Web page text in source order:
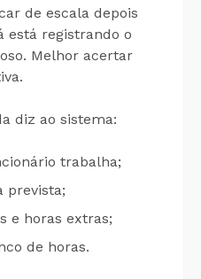
de escala depois
está registrando o
Melhor acertar
diz ao sistema:
trabalha;
prevista;
e horas extras;
de horas.